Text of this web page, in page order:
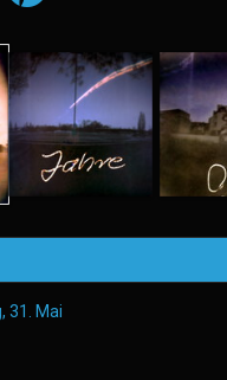
31. Mai